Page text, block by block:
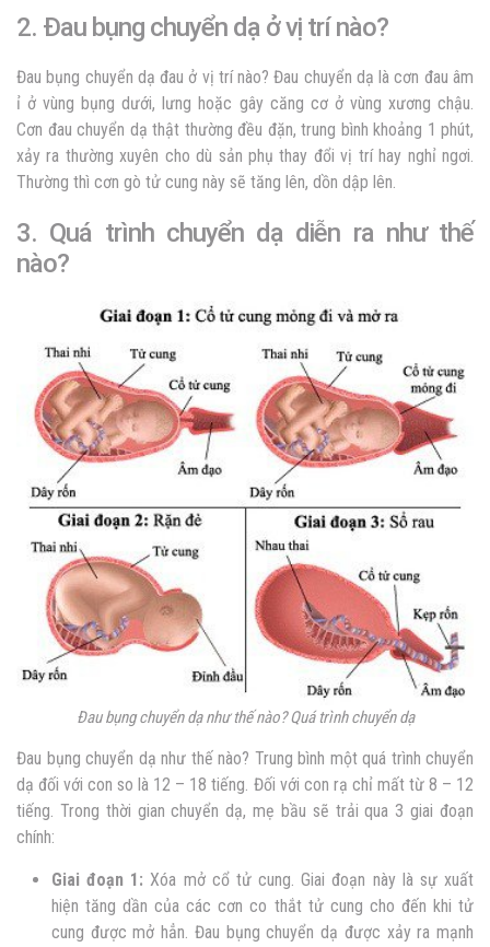
2. Đau bụng chuyển dạ ở vị trí nào?
Đau bụng chuyển dạ đau ở vị trí nào? Đau chuyển dạ là cơn đau âm
ỉ ở vùng bụng dưới, lưng hoặc gây căng cơ ở vùng xương chậu.
Cơn đau chuyển dạ thật thường đều đặn, trung bình khoảng 1 phút,
xảy ra thường xuyên cho dù sản phụ thay đổi vị trí hay nghỉ ngơi.
Thường thì cơn gò tử cung này sẽ tăng lên, dồn dập lên.
3. Quá trình chuyển dạ diễn ra như thế
nào?
Đau bụng chuyển dạ như thế nào? Quá trình chuyển dạ
Đau bụng chuyển dạ như thế nào? Trung bình một quá trình chuyển
dạ đối với con so là 12 – 18 tiếng. Đối với con rạ chỉ mất từ 8 – 12
tiếng. Trong thời gian chuyển dạ, mẹ bầu sẽ trải qua 3 giai đoạn
chính:
Giai đoạn 1: Xóa mở cổ tử cung. Giai đoạn này là sự xuất
hiện tăng dần của các cơn co thắt tử cung cho đến khi tử
cung được mở hẳn. Đau bụng chuyển dạ được xảy ra mạnh